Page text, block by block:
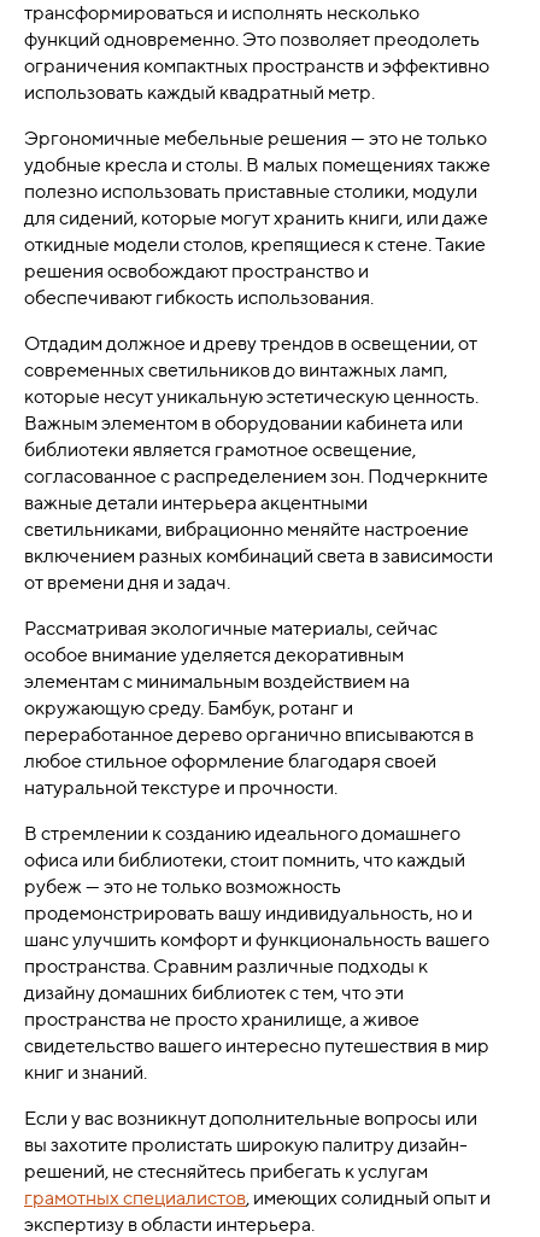
трансформироваться и исполнять несколько
функций одновременно. Это позволяет преодолеть
ограничения компактных пространств и эффективно
использовать каждый квадратный метр.
Эргономичные мебельные решения — это не только
удобные кресла и столы. В малых помещениях также
полезно использовать приставные столики, модули
для сидений, которые могут хранить книги, или даже
откидные модели столов, крепящиеся к стене. Такие
решения освобождают пространство и
обеспечивают гибкость использования.
Отдадим должное и древу трендов в освещении, от
современных светильников до винтажных ламп,
которые несут уникальную эстетическую ценность.
Важным элементом в оборудовании кабинета или
библиотеки является грамотное освещение,
согласованное с распределением зон. Подчеркните
важные детали интерьера акцентными
светильниками, вибрационно меняйте настроение
включением разных комбинаций света в зависимости
от времени дня и задач.
Рассматривая экологичные материалы, сейчас
особое внимание уделяется декоративным
элементам с минимальным воздействием на
окружающую среду. Бамбук, ротанг и
переработанное дерево органично вписываются в
любое стильное оформление благодаря своей
натуральной текстуре и прочности.
В стремлении к созданию идеального домашнего
офиса или библиотеки, стоит помнить, что каждый
рубеж — это не только возможность
продемонстрировать вашу индивидуальность, но и
шанс улучшить комфорт и функциональность вашего
пространства. Сравним различные подходы к
дизайну домашних библиотек с тем, что эти
пространства не просто хранилище, а живое
свидетельство вашего интересно путешествия в мир
книг и знаний.
Если у вас возникнут дополнительные вопросы или
вы захотите пролистать широкую палитру дизайн-
решений, не стесняйтесь прибегать к услугам
грамотных специалистов, имеющих солидный опыт и
экспертизу в области интерьера.